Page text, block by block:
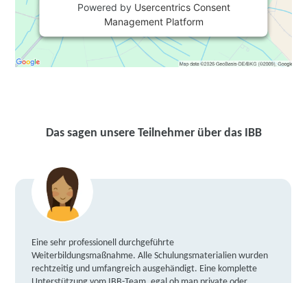
Powered by Usercentrics Consent
Management Platform
Das sagen unsere Teilnehmer über das IBB
Eine sehr professionell durchgeführte
Weiterbildungsmaßnahme. Alle Schulungsmaterialien wurden
rechtzeitig und umfangreich ausgehändigt. Eine komplette